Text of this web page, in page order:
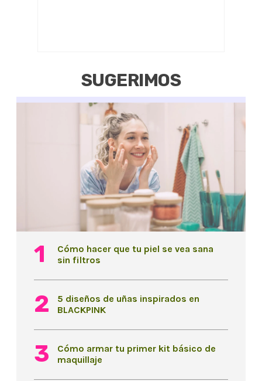
SUGERIMOS
Cómo hacer que tu piel se vea sana
sin filtros
5 diseños de uñas inspirados en
BLACKPINK
Cómo armar tu primer kit básico de
maquillaje